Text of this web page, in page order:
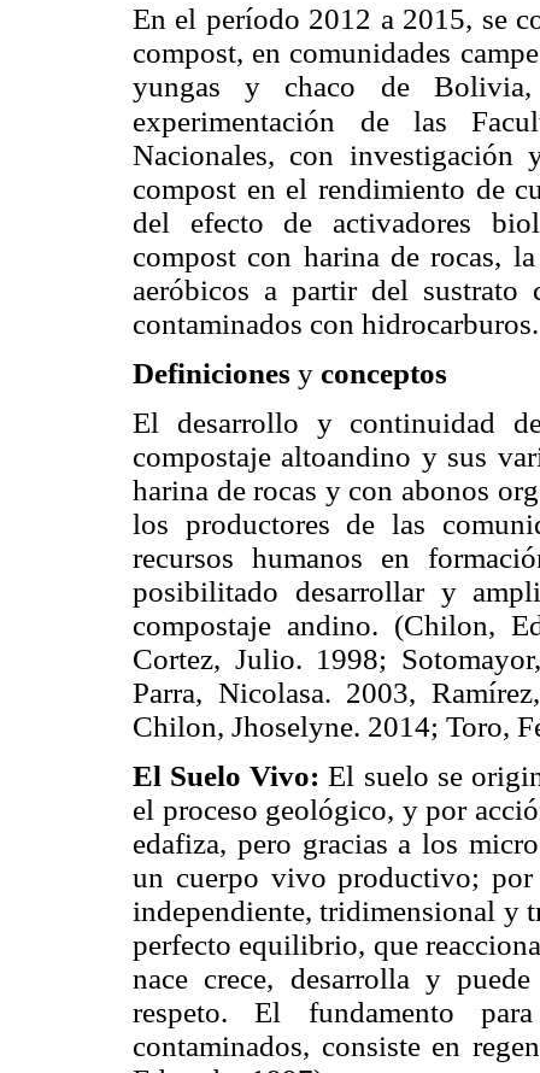
En el período 2012 a 2015, se
compost, en comunidades
yungas y chaco de
experimentación
de las
Nacionales, con investigación
compost en el rendimiento de
del efecto de activadores
compost con harina de rocas,
aeróbicos a partir del sustrato
contaminados con hidrocarburos.
Definiciones y conceptos
El desarrollo y continuidad
compostaje altoandino y sus
harina de rocas y con abonos
los productores de las
recursos humanos en
posibilitado desarrollar y
compostaje andino. (Chilon,
Cortez, Julio. 1998;
Parra, Nicolasa. 2003,
Chilon, Jhoselyne. 2014; Toro,
El Suelo Vivo:El suelo se
el proceso geológico, y por
edafiza, pero gracias a los
un cuerpo vivo productivo;
independiente, tridimensional y
perfecto equilibrio, que
nace crece, desarrolla y
respeto. El fundamento
contaminados, consiste en